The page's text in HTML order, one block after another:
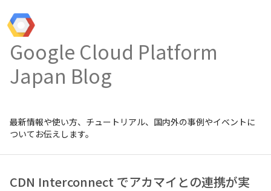
Google Cloud Platform
Japan Blog
最新情報や使い方、チュートリアル、国内外の事例やイベントに
ついてお伝えします。
CDN Interconnect でアカマイとの連携が実